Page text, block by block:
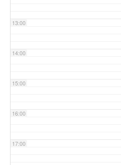
13:00
14:00
15:00
16:00
17:00